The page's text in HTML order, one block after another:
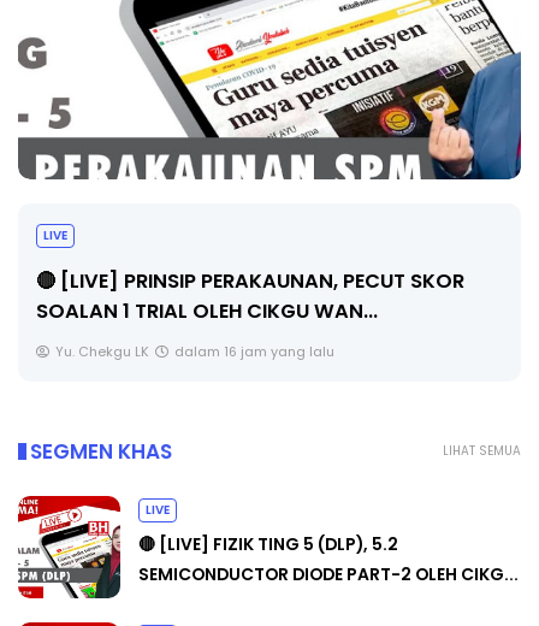
TRANSFORMASI DIGITAL GURU SIRI 7 :
PAHLAWAN DIGITAL PENYELAMAT DUNIA
Unknown 5 hari yang lalu
LIHAT SEMUA
SEGMEN KHAS
LIVE
🔴 [LIVE] FIZIK TING 5 (DLP), 5.2
SEMICONDUCTOR DIODE PART-2 OLEH CIKG...